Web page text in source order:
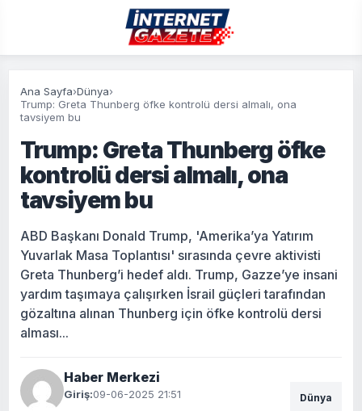
Ana Sayfa›Dünya›
Trump: Greta Thunberg öfke kontrolü dersi almalı, ona
tavsiyem bu
Trump: Greta Thunberg öfke
kontrolü dersi almalı, ona
tavsiyem bu
ABD Başkanı Donald Trump, 'Amerika’ya Yatırım
Yuvarlak Masa Toplantısı' sırasında çevre aktivisti
Greta Thunberg’i hedef aldı. Trump, Gazze’ye insani
yardım taşımaya çalışırken İsrail güçleri tarafından
gözaltına alınan Thunberg için öfke kontrolü dersi
alması...
Haber Merkezi
Giriş:09-06-2025 21:51 Dünya